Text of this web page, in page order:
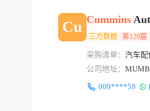
Cu Cummins
三方数据 第129届
采购清单： 汽车配
公司地址：
009****59